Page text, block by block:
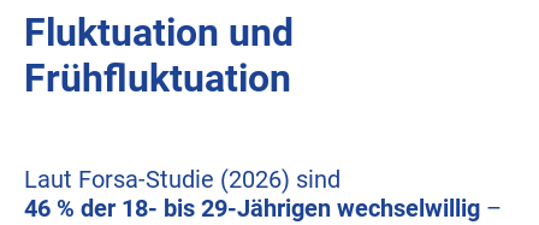
Fluktuation und
Frühfluktuation
Laut Forsa-Studie (2026) sind
46 % der 18- bis 29-Jährigen wechselwillig –